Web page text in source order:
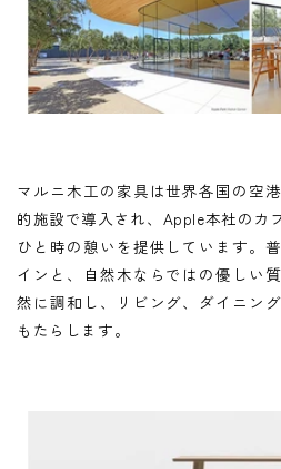
マルニ木工の家具は世界各国の空
的施設で導入され、Apple本社のカ
ひと時の憩いを提供しています。
インと、自然木ならではの優しい
然に調和し、リビング、ダイニン
もたらします。